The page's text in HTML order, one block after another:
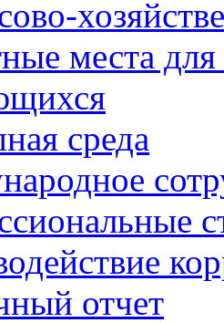
места
среда
отчет